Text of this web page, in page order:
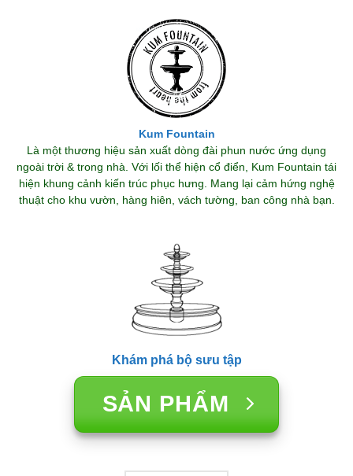
Kum Fountain
Là một thương hiệu sản xuất dòng đài phun nước ứng dụng
ngoài trời & trong nhà. Với lối thể hiện cổ điển, Kum Fountain tái
hiện khung cảnh kiến trúc phục hưng. Mang lại cảm hứng nghệ
thuật cho khu vườn, hàng hiên, vách tường, ban công nhà bạn.
Khám phá bộ sưu tập
SẢN PHẨM